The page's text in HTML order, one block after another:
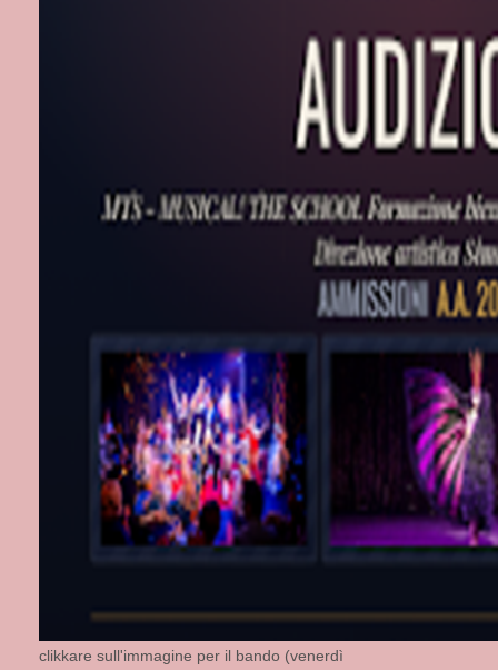
clikkare sull'immagine per il bando (venerdì